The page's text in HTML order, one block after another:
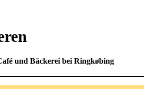
und Bäckerei bei Ringkøbing